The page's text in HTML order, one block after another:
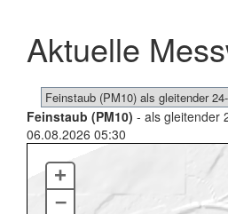
Aktuelle
Feinstaub (PM10) - als gleitender
06.08.2026 05:30
+
–